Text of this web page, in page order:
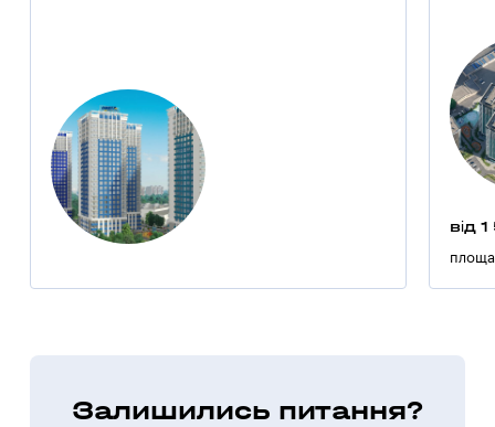
від
Залишились питання?